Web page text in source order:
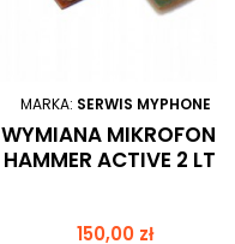
MARKA: SERWIS MYPHONE
WYMIANA MIKROFONU
HAMMER ACTIVE 2 LTE
Cena
150,00 zł